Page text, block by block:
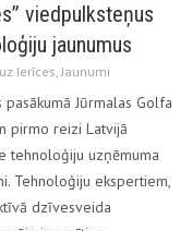
viedpulksteņus
jaunumus
Ierīces,Jaunumi
Jūrmalas Golfa
pirmo reizi Latvijā
tehnoloģiju uzņēmuma
Tehnoloģiju ekspertiem,
dzīvesveida